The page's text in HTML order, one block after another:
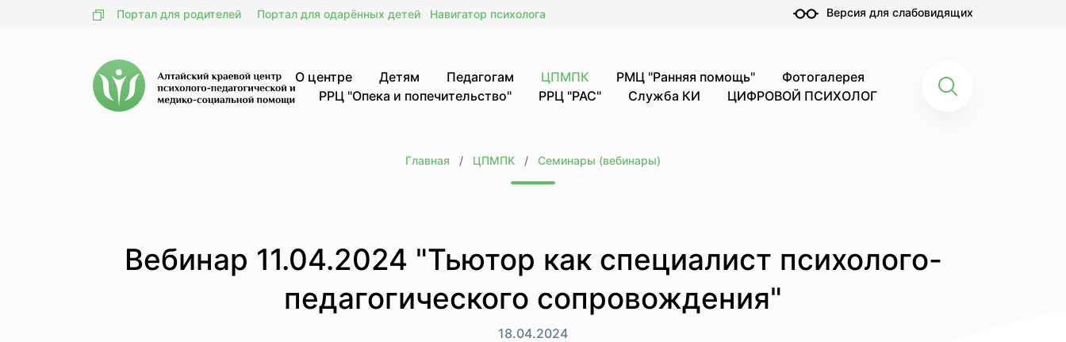
Версия для слабовидящих
Портал для родителей Портал для одарённых детей Навигатор психолога
О центре Детям Педагогам ЦПМПК РМЦ "Ранняя помощь"
Фотогалерея
РРЦ "Опека и попечительство"
РРЦ "РАС" Служба КИ ЦИФРОВОЙ ПСИХОЛОГ
Главная ЦПМПК Семинары (вебинары)
Вебинар 11.04.2024 "Тьютор как специалист психолого-
педагогического сопровождения"
18.04.2024